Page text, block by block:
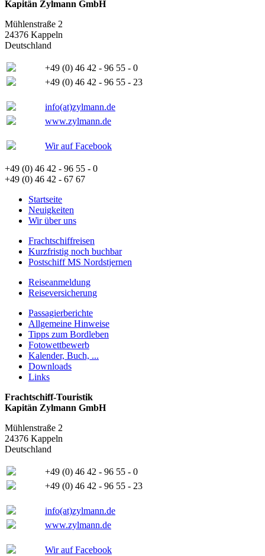
Kapitän Zylmann GmbH
Mühlenstraße 2
24376 Kappeln
Deutschland
+49 (0) 46 42 - 96 55 - 0
+49 (0) 46 42 - 96 55 - 23
info(at)zylmann.de
www.zylmann.de
Wir auf Facebook
+49 (0) 46 42 - 96 55 - 0
+49 (0) 46 42 - 67 67
Startseite
Neuigkeiten
Wir über uns
Frachtschiffreisen
Kurzfristig noch buchbar
Postschiff MS Nordstjernen
Reiseanmeldung
Reiseversicherung
Passagierberichte
Allgemeine Hinweise
Tipps zum Bordleben
Fotowettbewerb
Kalender, Buch, ...
Downloads
Links
Frachtschiff-Touristik
Kapitän Zylmann GmbH
Mühlenstraße 2
24376 Kappeln
Deutschland
+49 (0) 46 42 - 96 55 - 0
+49 (0) 46 42 - 96 55 - 23
info(at)zylmann.de
www.zylmann.de
Wir auf Facebook